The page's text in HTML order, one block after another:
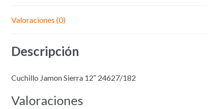
Valoraciones (0)
Descripción
Cuchillo Jamon Sierra 12″ 24627/182
Valoraciones